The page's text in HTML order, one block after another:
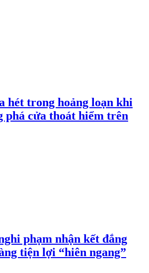
hét trong hoảng loạn khi
phá cửa thoát hiểm trên
phạm nhận kết đắng
tiện lợi “hiên ngang”